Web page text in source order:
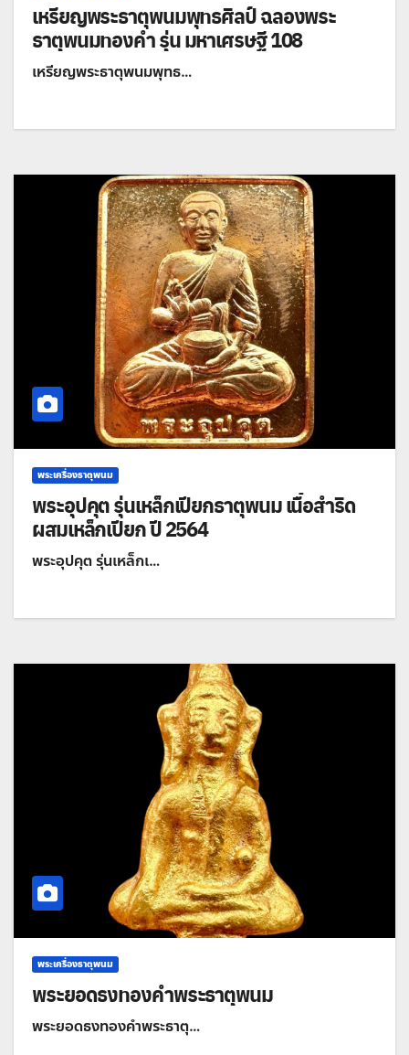
เหรียญพระธาตุพนมพุทธศิลป์ ฉลองพระ
ธาตุพนมทองคำ รุ่น มหาเศรษฐี 108
เหรียญพระธาตุพนมพุทธ…
พระเครื่องธาตุพนม
พระอุปคุต รุ่นเหล็กเปียกธาตุพนม เนื้อสำริด
ผสมเหล็กเปียก ปี 2564
พระอุปคุต รุ่นเหล็กเ…
พระเครื่องธาตุพนม
พระยอดธงทองคำพระธาตุพนม
พระยอดธงทองคำพระธาตุ…